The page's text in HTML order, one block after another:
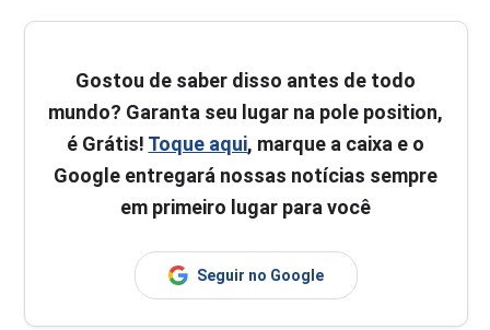
Gostou de saber disso antes de todo
mundo? Garanta seu lugar na pole position,
é Grátis! Toque aqui, marque a caixa e o
Google entregará nossas notícias sempre
em primeiro lugar para você
Seguir no Google